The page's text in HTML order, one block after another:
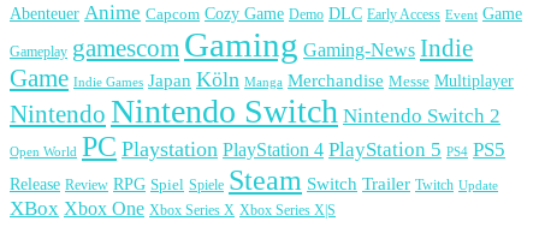
Abenteuer Anime Capcom Cozy Game Demo DLC Early Access Event Game
Gameplay gamescom Gaming Gaming-News Indie
Game Indie Games Japan Köln Manga Merchandise Messe Multiplayer
Nintendo Nintendo Switch Nintendo Switch 2
Open World PC Playstation PlayStation 4 PlayStation 5 PS4 PS5
Release Review RPG Spiel Spiele Steam Switch Trailer Twitch Update
XBox Xbox One Xbox Series X Xbox Series X|S